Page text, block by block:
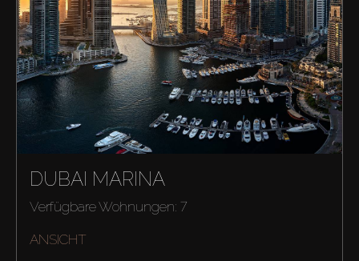
DUBAI MARINA
Verfügbare Wohnungen: 7
ANSICHT